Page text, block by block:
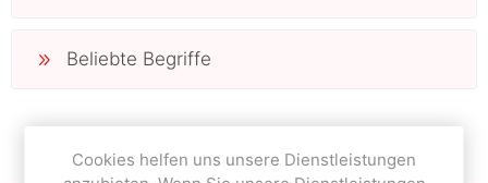
Beliebte Begriffe
Cookies helfen uns unsere Dienstleistungen